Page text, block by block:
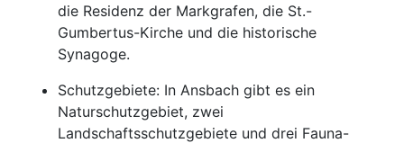
die Residenz der Markgrafen, die St.-
Gumbertus-Kirche und die historische
Synagoge.
Schutzgebiete: In Ansbach gibt es ein
Naturschutzgebiet, zwei
Landschaftsschutzgebiete und drei Fauna-